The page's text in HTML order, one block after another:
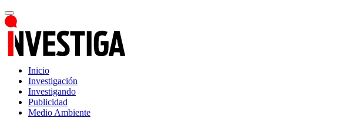
Inicio
Investigación
Investigando
Publicidad
Medio Ambiente